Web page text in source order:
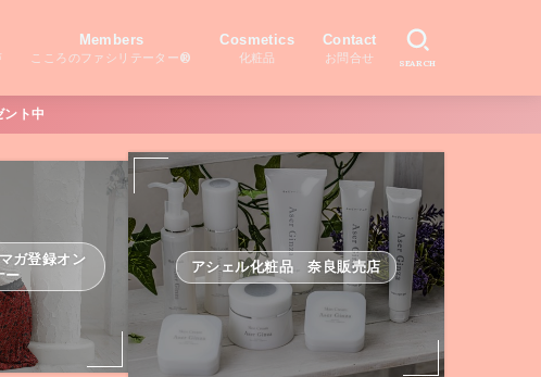
Members
こころのファシリテーター®
Cosmetics
化粧品
Contact
お問合せ SEARCH
ント中
ガ登録オン
ー
アシェル化粧品 奈良販売店